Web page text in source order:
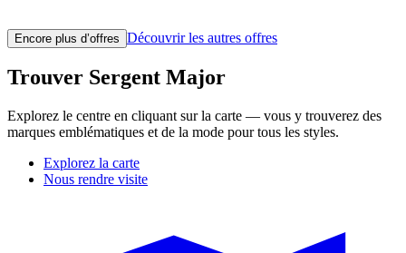
Encore plus d’offres Découvrir les autres offres
Trouver Sergent Major
Explorez le centre en cliquant sur la carte — vous y trouverez des
marques emblématiques et de la mode pour tous les styles.
Explorez la carte
Nous rendre visite